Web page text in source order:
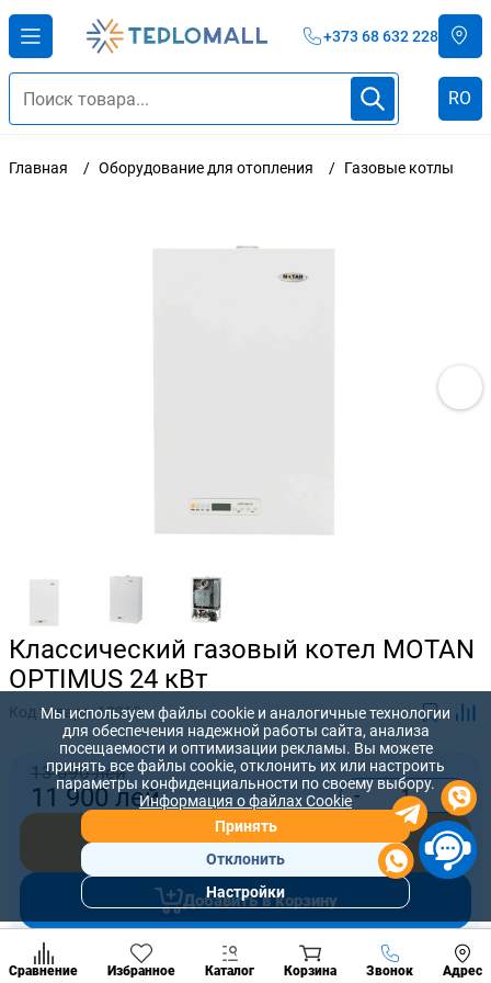
+373 68 632 228
RO
Главная Оборудование для отопления Газовые котлы
Классический газовый котел MOTAN
OPTIMUS 24 кВт
Код товара:12210
13 090 лей
11 900лей - +
Купить сейчас
Добавить в корзину
Предложите нам свою цену, которую вы готовы заплатить за
Сравнение Избранное Каталог Корзина Звонок Адрес
Позвонить
разделы
Мы используем файлы cookie и аналогичные технологии
для обеспечения надежной работы сайта, анализа
посещаемости и оптимизации рекламы. Вы можете
принять все файлы cookie, отклонить их или настроить
параметры конфиденциальности по своему выбору.
Информация о файлах Cookie
Принять
Отклонить
Настройки